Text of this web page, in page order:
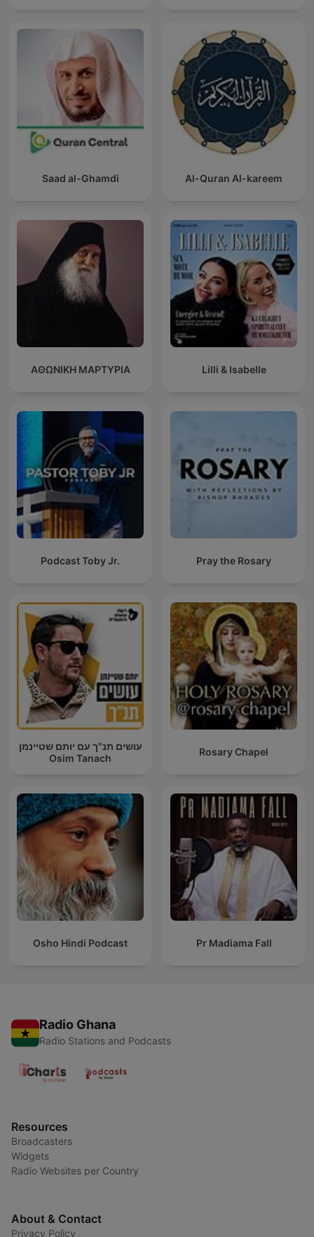
Saad al-Ghamdi Al-Quran Al-kareem
ΑΘΩΝΙΚΗ ΜΑΡΤΥΡΙΑ Lilli & Isabelle
Podcast Toby Jr. Pray the Rosary
עושים תנ"ך עם יותם שטיינמן
Osim Tanach
Rosary Chapel
Osho Hindi Podcast Pr Madiama Fall
Radio Ghana
Radio Stations and Podcasts
Resources
Broadcasters
Widgets
Radio Websites per Country
About & Contact
Privacy Policy